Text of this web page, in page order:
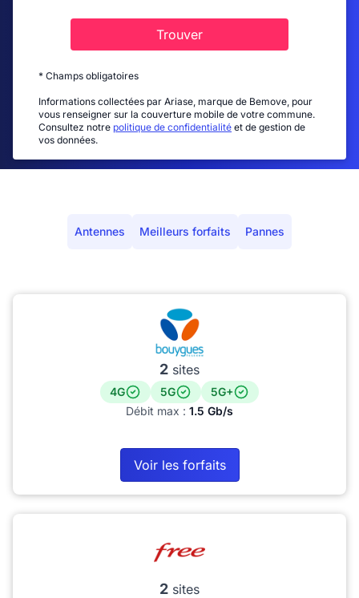
Trouver
* Champs obligatoires
Informations collectées par Ariase, marque de Bemove, pour
vous renseigner sur la couverture mobile de votre commune.
Consultez notre politique de confidentialité et de gestion de
vos données.
Antennes Meilleurs forfaits Pannes
2 sites
4G 5G
5G+
Débit max : 1.5 Gb/s
Voir les forfaits
2 sites